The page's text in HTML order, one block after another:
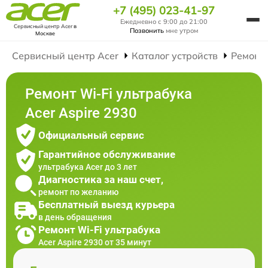
Сервисный центр Acerв
Москве
+7 (495) 023-41-97
Ежедневно с 9:00 до 21:00
Позвонить мне утром
Сервисный центр Acer Каталог устройств Ремонт
Ремонт Wi-Fi ультрабука
Acer Aspire 2930
Официальный сервис
Гарантийное обслуживание
ультрабука Acer до 3 лет
Диагностика за наш счет,
ремонт по желанию
Бесплатный выезд курьера
в день обращения
Ремонт Wi-Fi ультрабука
Acer Aspire 2930 от 35 минут